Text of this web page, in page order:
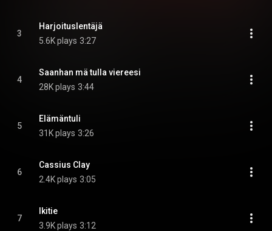
3
Harjoituslentäjä
5.6K plays 3:27
4
Saanhan mä tulla viereesi
28K plays 3:44
5
Elämäntuli
31K plays 3:26
6
Cassius Clay
2.4K plays 3:05
7
Ikitie
3.9K plays 3:12